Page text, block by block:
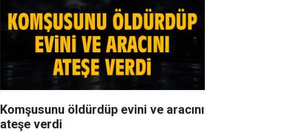
Komşusunu öldürdüp evini ve aracını
ateşe verdi